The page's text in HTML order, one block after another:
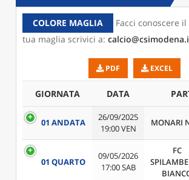
COLORE MAGLIA
Facci conoscere
tua maglia scrivici a:
PDF EXCEL
GIORNATA DATA
01 ANDATA
26/09/2025
19:00 VEN
MONARI
01 QUARTO
09/05/2026
17:00 SAB
FC